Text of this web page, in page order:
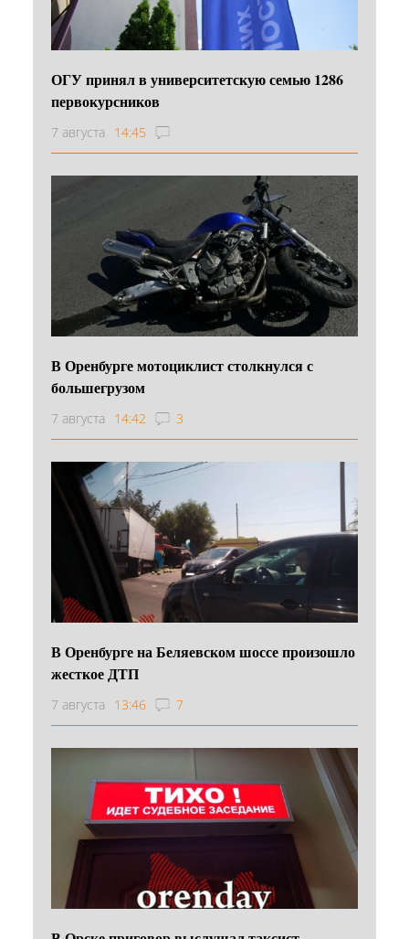
ОГУ принял в университетскую семью 1286
первокурсников
7 августа 14:45
В Оренбурге мотоциклист столкнулся с
большегрузом
7 августа 14:42 3
В Оренбурге на Беляевском шоссе произошло
жесткое ДТП
7 августа 13:46 7